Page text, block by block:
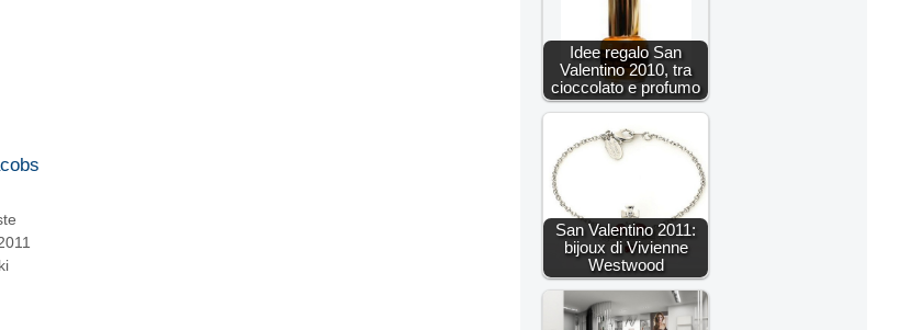
Idee regalo San
Valentino 2010, tra
cioccolato e profumo
San Valentino 2011:
bijoux di Vivienne
Westwood